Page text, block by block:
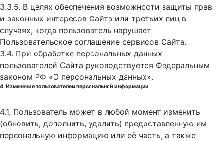
3.3.5. В целях обеспечения возможности защиты прав
и законных интересов Сайта или третьих лиц в
случаях, когда пользователь нарушает
Пользовательское соглашение сервисов Сайта.
3.4. При обработке персональных данных
пользователей Сайта руководствуется Федеральным
законом РФ «О персональных данных».
4. Изменение пользователем персональной информации
4.1. Пользователь может в любой момент изменить
(обновить, дополнить, удалить) предоставленную им
персональную информацию или её часть, а также